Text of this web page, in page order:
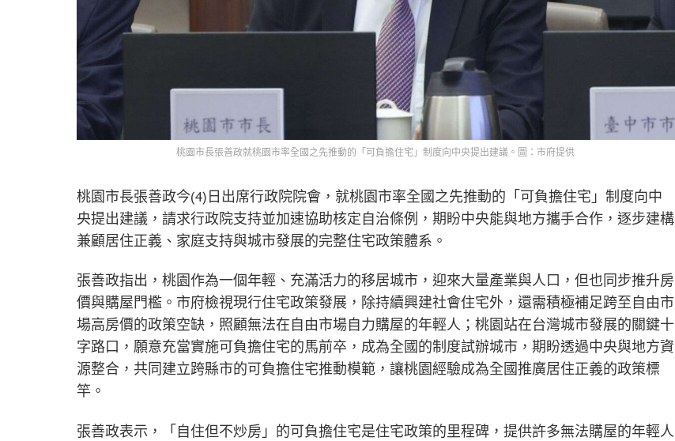
桃園市長張善政就桃園市率全國之先推動的「可負擔住宅」制度向中央提出建議。圖：市府提供
桃園市長張善政今(4)日出席行政院院會，就桃園市率全國之先推動的「可負擔住宅」制度向中
央提出建議，請求行政院支持並加速協助核定自治條例，期盼中央能與地方攜手合作，逐步建構
兼顧居住正義、家庭支持與城市發展的完整住宅政策體系。
張善政指出，桃園作為一個年輕、充滿活力的移居城市，迎來大量產業與人口，但也同步推升房
價與購屋門檻。市府檢視現行住宅政策發展，除持續興建社會住宅外，還需積極補足跨至自由市
場高房價的政策空缺，照顧無法在自由市場自力購屋的年輕人；桃園站在台灣城市發展的關鍵十
字路口，願意充當實施可負擔住宅的馬前卒，成為全國的制度試辦城市，期盼透過中央與地方資
源整合，共同建立跨縣市的可負擔住宅推動模範，讓桃園經驗成為全國推廣居住正義的政策標
竿。
張善政表示，「自住但不炒房」的可負擔住宅是住宅政策的里程碑，提供許多無法購屋的年輕人